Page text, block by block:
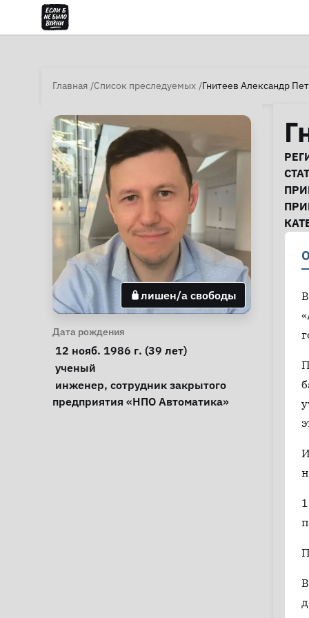
Главная Список преследуемых Гнитеев Александр
лишен/а свободы
Личная информация
Дата рождения
12 нояб. 1986 г. (39 лет)
Особые обстоятельства
ученый
Примечания
предприятия «НПО Автоматика»